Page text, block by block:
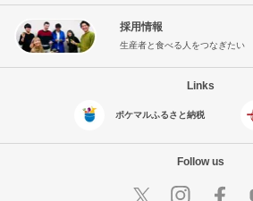
採用情報
生産者と食べる人をつなぎたい
Links
ポケマルふるさと納税
Follow us